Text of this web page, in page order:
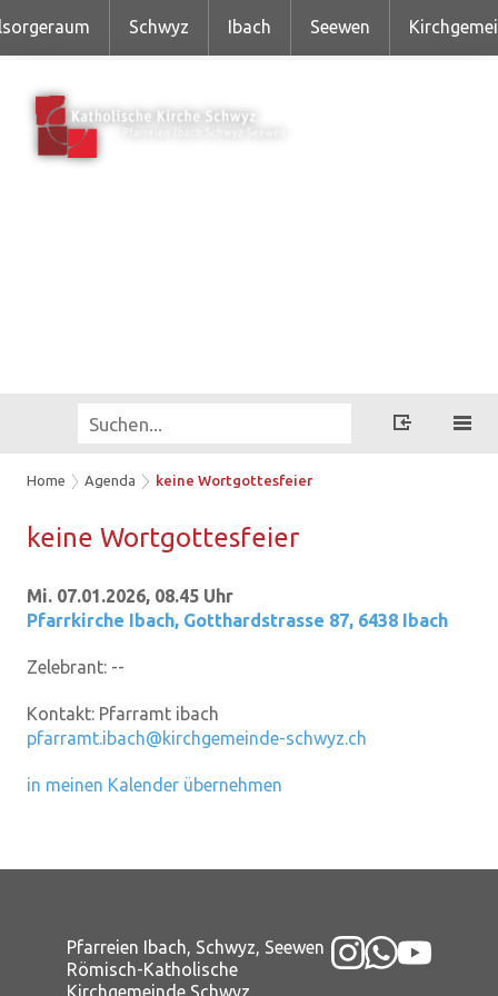
Schwyz Ibach Seewen
Home Agenda keine Wortgottesfeier
keine Wort­got­tes­fei­er
Mi. 07.01.2026, 08.45 Uhr
Pfarrkirche Ibach, Gotthardstrasse 87, 6438 Ibach
Zelebrant: --
Kontakt: Pfarramt ibach
pfarramt.ibach@kirchgemeinde-schwyz.ch
in meinen Kalender übernehmen
Pfarreien Ibach, Schwyz, Seewen
Römisch-Katholische
Kirchgemeinde Schwyz